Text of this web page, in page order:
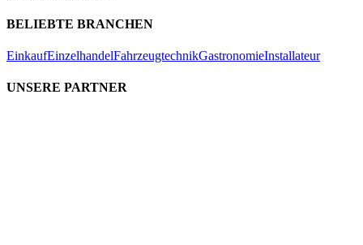
BELIEBTE BRANCHEN
EinkaufEinzelhandelFahrzeugtechnikGastronomieInstallateur
UNSERE PARTNER